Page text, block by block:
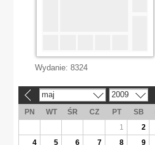
Wydanie: 8324
maj 2009
PN WT ŚR CZ PT SB
1
2
4
5 6 7 8 9